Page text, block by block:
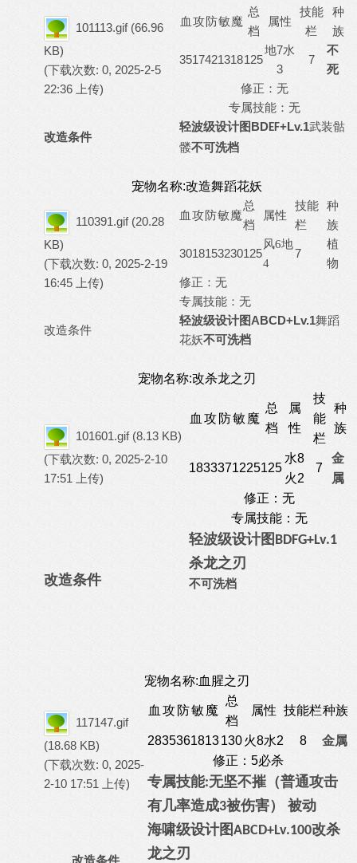
101113.gif (66.96
KB)
(下载次数: 0, 2025-2-5
22:36 上传)
血 攻防敏魔
总
档
属性
技能
栏
种
族
3517421318125
地7水
3
7
不
死
修正：无
专属技能：无
改造条件
轻波级设计图BDEF+Lv.1武装骷
髅不可洗档
宠物名称:改造舞蹈花妖
110391.gif (20.28
KB)
(下载次数: 0, 2025-2-19
16:45 上传)
血 攻防敏魔
总
档
属性
技能
栏
种
族
3018153230125
风6地
4
7
植
物
修正：无
专属技能：无
改造条件
轻波级设计图ABCD+Lv.1舞蹈
花妖不可洗档
宠物名称:改杀龙之刃
101601.gif (8.13 KB)
(下载次数: 0, 2025-2-10
17:51 上传)
血 攻 防敏 魔
总
档
属
性
技
能
栏
种
族
1833371225125
水8
火2
7
金
属
修正：无
专属技能：无
改造条件
轻波级设计图 BDFG+Lv.1
杀龙之刃
不可洗档
宠物名称:血腥之刃
117147.gif
(18.68 KB)
(下载次数: 0, 2025-
2-10 17:51 上传)
血 攻 防敏 魔
总
档
属性 技能栏种族
2835361813130火8水2 8
金属
修正：5必杀
专属技能:无坚不摧（普通攻击
有几率造成3被伤害） 被动
改造条件
海啸级设计图ABCD+Lv.100改杀
龙之刃